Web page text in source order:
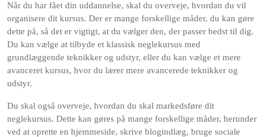
Når du har fået din uddannelse, skal du overveje, hvordan du vil
organisere dit kursus. Der er mange forskellige måder, du kan gøre
dette på, så det er vigtigt, at du vælger den, der passer bedst til dig.
Du kan vælge at tilbyde et klassisk neglekursus med
grundlæggende teknikker og udstyr, eller du kan vælge et mere
avanceret kursus, hvor du lærer mere avancerede teknikker og
udstyr.
Du skal også overveje, hvordan du skal markedsføre dit
neglekursus. Dette kan gøres på mange forskellige måder, herunder
ved at oprette en hjemmeside, skrive blogindlæg, bruge sociale